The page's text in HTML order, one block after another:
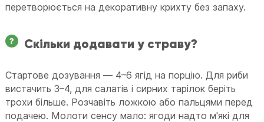
перетворюється на декоративну крихту без запаху.
Скільки додавати у страву?
Стартове дозування — 4–6 ягід на порцію. Для риби
вистачить 3–4, для салатів і сирних тарілок беріть
трохи більше. Розчавіть ложкою або пальцями перед
подачею. Молоти сенсу мало: ягоди надто м'які для